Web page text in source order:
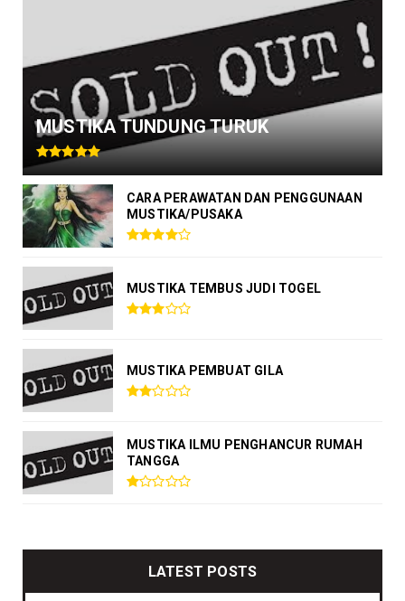
MUSTIKA TUNDUNG TURUK
CARA PERAWATAN DAN PENGGUNAAN
MUSTIKA/PUSAKA
MUSTIKA TEMBUS JUDI TOGEL
MUSTIKA PEMBUAT GILA
MUSTIKA ILMU PENGHANCUR RUMAH
TANGGA
LATEST POSTS